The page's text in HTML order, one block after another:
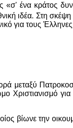
ένα κράτος
ιδέα. Στη σκέψη
για τους
μεταξύ
Χριστιανισμό
βίωνε την